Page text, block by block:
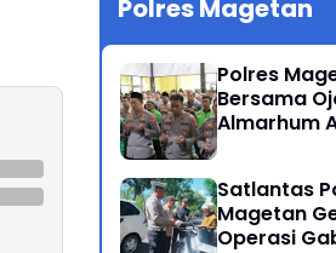
Polres Magetan
Polres
Bersama
Almarhum
Rasa di
Satlantas
Magetan
Operasi